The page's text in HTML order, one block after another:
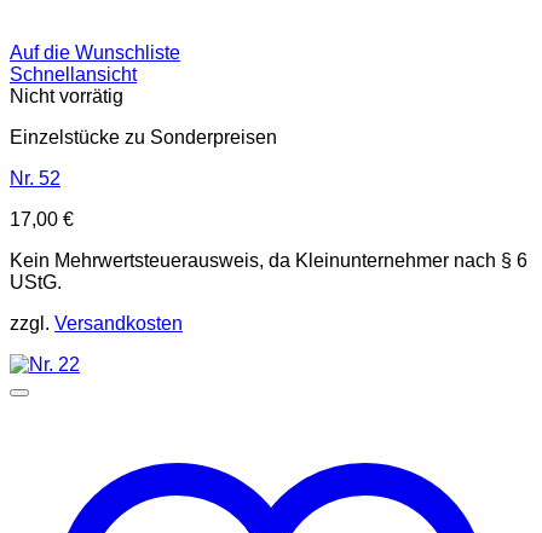
Auf die Wunschliste
Schnellansicht
Nicht vorrätig
Einzelstücke zu Sonderpreisen
Nr. 52
17,00 €
Kein Mehrwertsteuerausweis, da Kleinunternehmer nach § 6
UStG.
zzgl. Versandkosten